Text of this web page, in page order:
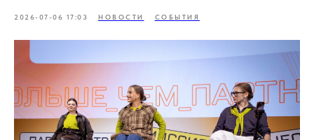
2026-07-06 17:03 НОВОСТИ СОБЫТИЯ